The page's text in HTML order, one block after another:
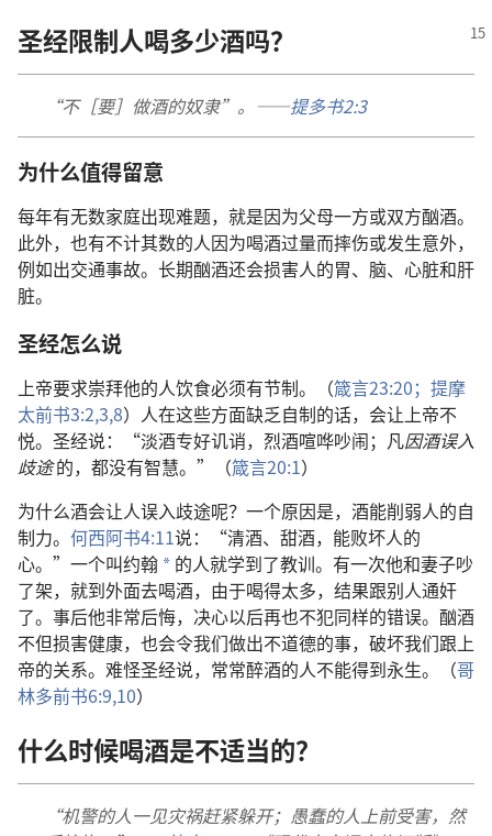
圣经限制人喝多少酒吗？
“不［要］做酒的奴隶”。——提多书2:3
为什么值得留意
每年有无数家庭出现难题，就是因为父母一方或双方酗酒。
此外，也有不计其数的人因为喝酒过量而摔伤或发生意外，
例如出交通事故。长期酗酒还会损害人的胃、脑、心脏和肝
脏。
圣经怎么说
上帝要求崇拜他的人饮食必须有节制。（箴言23:20； 提摩
太前书3:2,3,8）人在这些方面缺乏自制的话，会让上帝不
悦。圣经说：“淡酒专好讥诮，烈酒喧哗吵闹；凡因酒误入
歧途的，都没有智慧。”（箴言20:1）
为什么酒会让人误入歧途呢？一个原因是，酒能削弱人的自
制力。 何西阿书4:11说：“清酒、甜酒，能败坏人的
心。”一个叫约翰 * 的人就学到了教训。有一次他和妻子吵
了架，就到外面去喝酒，由于喝得太多，结果跟别人通奸
了。事后他非常后悔，决心以后再也不犯同样的错误。酗酒
不但损害健康，也会令我们做出不道德的事，破坏我们跟上
帝的关系。难怪圣经说，常常醉酒的人不能得到永生。（哥
林多前书6:9,10）
什么时候喝酒是不适当的？
“机警的人一见灾祸赶紧躲开；愚蠢的人上前受害，然